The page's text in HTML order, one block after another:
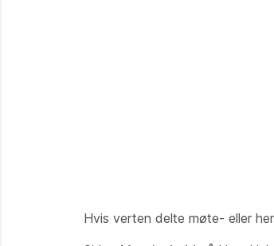
Hvis verten delte møte- eller